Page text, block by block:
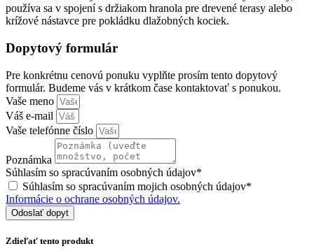
používa sa v spojení s držiakom hranola pre drevené terasy alebo
krížové nástavce pre pokládku dlažobných kociek.
Dopytový formulár
Pre konkrétnu cenovú ponuku vyplňte prosím tento dopytový
formulár. Budeme vás v krátkom čase kontaktovať s ponukou.
Vaše meno
Váš e-mail
Vaše telefónne číslo
Poznámka
Súhlasím so spracúvaním osobných údajov*
Súhlasím so spracúvaním mojich osobných údajov*
Informácie o ochrane osobných údajov.
Odoslať dopyt
Zdieľať tento produkt